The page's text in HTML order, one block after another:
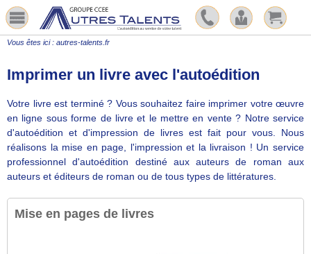
Vous êtes ici : autres-talents.fr
Imprimer un livre avec l'autoédition
Votre livre est terminé ? Vous souhaitez faire imprimer votre œuvre
en ligne sous forme de livre et le mettre en vente ? Notre service
d'autoédition et d'impression de livres est fait pour vous. Nous
réalisons la mise en page, l'impression et la livraison ! Un service
professionnel d'autoédition destiné aux auteurs de roman aux
auteurs et éditeurs de roman ou de tous types de littératures.
Mise en pages de livres